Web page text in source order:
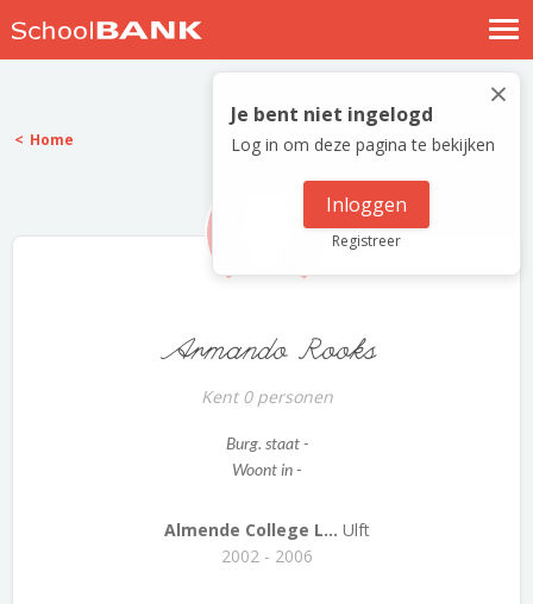
Nostalgische verhalen
Log in
Meld je gratis aan
×
Je bent niet ingelogd
Log in om deze pagina te bekijken
Inloggen
Registreer
Home
Armando Rooks
Kent 0 personen
Burg. staat -
Woont in -
Almende College L... Ulft
2002 - 2006